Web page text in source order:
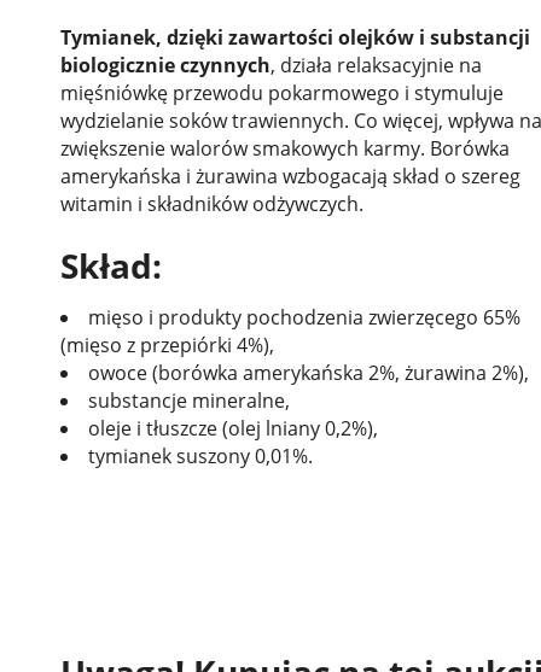
Tymianek, dzięki zawartości olejków i substancji
biologicznie czynnych, działa relaksacyjnie na
mięśniówkę przewodu pokarmowego i stymuluje
wydzielanie soków trawiennych. Co więcej, wpływa na
zwiększenie walorów smakowych karmy. Borówka
amerykańska i żurawina wzbogacają skład o szereg
witamin i składników odżywczych.
Skład:
mięso i produkty pochodzenia zwierzęcego 65%
(mięso z przepiórki 4%),
owoce (borówka amerykańska 2%, żurawina 2%),
substancje mineralne,
oleje i tłuszcze (olej lniany 0,2%),
tymianek suszony 0,01%.